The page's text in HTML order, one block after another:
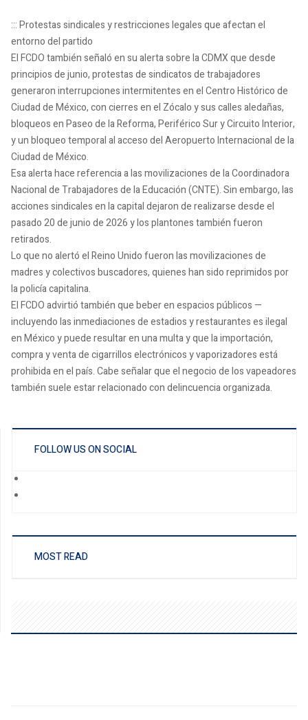
::: Protestas sindicales y restricciones legales que afectan el
entorno del partido
El FCDO también señaló en su alerta sobre la CDMX que desde
principios de junio, protestas de sindicatos de trabajadores
generaron interrupciones intermitentes en el Centro Histórico de
Ciudad de México, con cierres en el Zócalo y sus calles aledañas,
bloqueos en Paseo de la Reforma, Periférico Sur y Circuito Interior,
y un bloqueo temporal al acceso del Aeropuerto Internacional de la
Ciudad de México.
Esa alerta hace referencia a las movilizaciones de la Coordinadora
Nacional de Trabajadores de la Educación (CNTE). Sin embargo, las
acciones sindicales en la capital dejaron de realizarse desde el
pasado 20 de junio de 2026 y los plantones también fueron
retirados.
Lo que no alertó el Reino Unido fueron las movilizaciones de
madres y colectivos buscadores, quienes han sido reprimidos por
la policía capitalina.
El FCDO advirtió también que beber en espacios públicos —
incluyendo las inmediaciones de estadios y restaurantes es ilegal
en México y puede resultar en una multa y que la importación,
compra y venta de cigarrillos electrónicos y vaporizadores está
prohibida en el país. Cabe señalar que el negocio de los vapeadores
también suele estar relacionado con delincuencia organizada.
FOLLOW US ON SOCIAL
MOST READ